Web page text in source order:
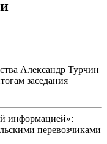
Александр Турчин
заседания